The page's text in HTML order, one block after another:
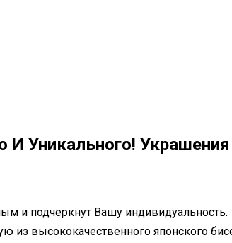
И Уникального!
и подчеркнут Вашу индивидуальность.
из высококачественного японского